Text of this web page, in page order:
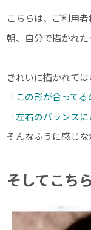
こちらは、ご利用
朝、自分で描かれ
きれいに描かれては
「この形が合って
「左右のバランス
そんなふうに感じ
そしてこち